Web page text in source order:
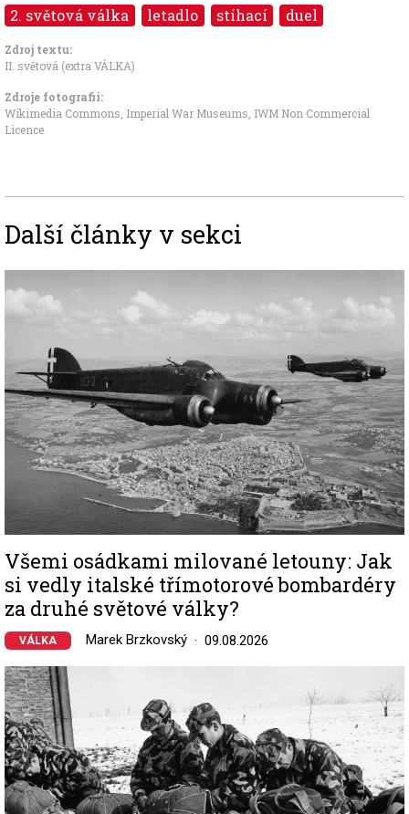
2. světová válka letadlo stíhací duel
Zdroj textu:
II. světová (extra VÁLKA)
Zdroje fotografii:
Wikimedia Commons, Imperial War Museums IWM Non Commercial
Licence
Další články v sekci
Všemi osádkami milované letouny: Jak
si vedly italské třímotorové bombardéry
za druhé světové války?
VÁLKA Marek Brzkovský 09.08.2026
Image